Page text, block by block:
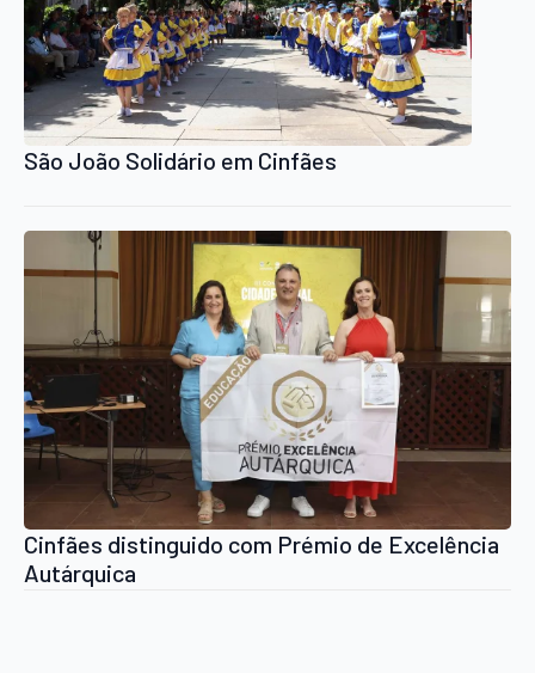
São João Solidário em Cinfães
Cinfães distinguido com Prémio de Excelência
Autárquica